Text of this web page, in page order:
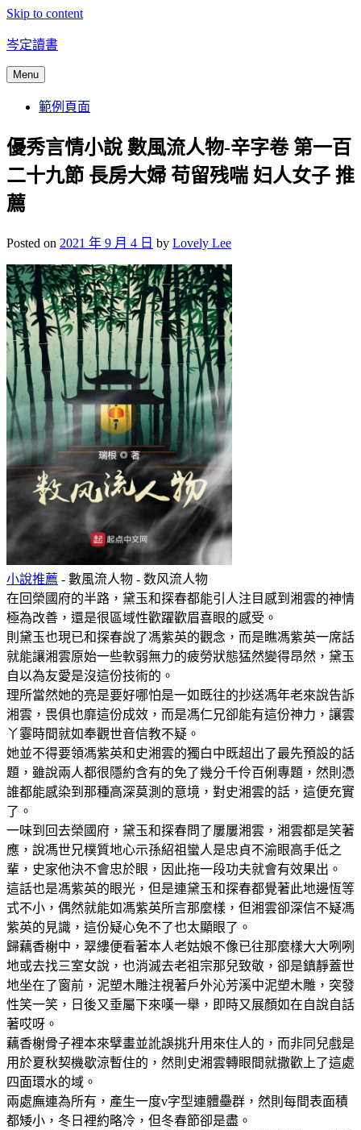
Skip to content
岑定讀書
Menu
範例頁面
優秀言情小說 數風流人物-辛字卷 第一百
二十九節 長房大婦 苟留残喘 妇人女子 推
薦
Posted on 2021 年 9 月 4 日 by Lovely Lee
小說推薦 - 數風流人物 - 数风流人物
在回榮國府的半路，黛玉和探春都能引人注目感到湘雲的神情
極為改善，還是很區域性歡躍歡眉喜眼的感受。
則黛玉也現已和探春說了馮紫英的觀念，而是瞧馮紫英一席話
就能讓湘雲原始一些軟弱無力的疲勞狀態猛然變得昂然，黛玉
自以為友愛是沒這份技術的。
理所當然她的亮是要好哪怕是一如既往的抄送馮年老來說告訴
湘雲，畏俱也靡這份成效，而是馮仁兄卻能有這份神力，讓雲
丫霎時間就如奉觀世音信教不疑。
她並不得要領馮紫英和史湘雲的獨白中既超出了最先預設的話
題，雖說兩人都很隱約含有的免了幾分千伶百俐專題，然則憑
誰都能感染到那種高深莫測的意境，對史湘雲的話，這便充實
了。
一味到回去榮國府，黛玉和探春問了屢屢湘雲，湘雲都是笑著
應，說馮世兄樸質地心示孫紹祖蠻人是忠貞不渝眼高手低之
輩，史家他決不會忠於眼，因此拖一段功夫就會有效果出。
這話也是馮紫英的眼光，但是連黛玉和探春都覺著此地邊恆等
式不小，偶然就能如馮紫英所言那麼樣，但湘雲卻深信不疑馮
紫英的見識，這份疑心免不了也太顯眼了。
歸藕香榭中，翠縷便看著本人老姑娘不像已往那麼樣大大咧咧
地或去找三室女說，也消滅去老祖宗那兒致敬，卻是鎮靜蓋世
地坐在了窗前，泥塑木雕注視著戶外沁芳溪中泥塑木雕，突發
性笑一笑，日後又垂屬下來嘆一舉，即時又展顏如在自說自話
著哎呀。
藕香榭骨子裡本來擘畫並訛誤挑升用來住人的，而非同兒戲是
用於夏秋契機歇涼暫住的，然則史湘雲轉眼間就撒歡上了這處
四面環水的域。
兩處廡連為所有，產生一度v字型連體壘群，然則每間表面積
都矮小，冬日裡約略冷，但冬春節卻是盡。